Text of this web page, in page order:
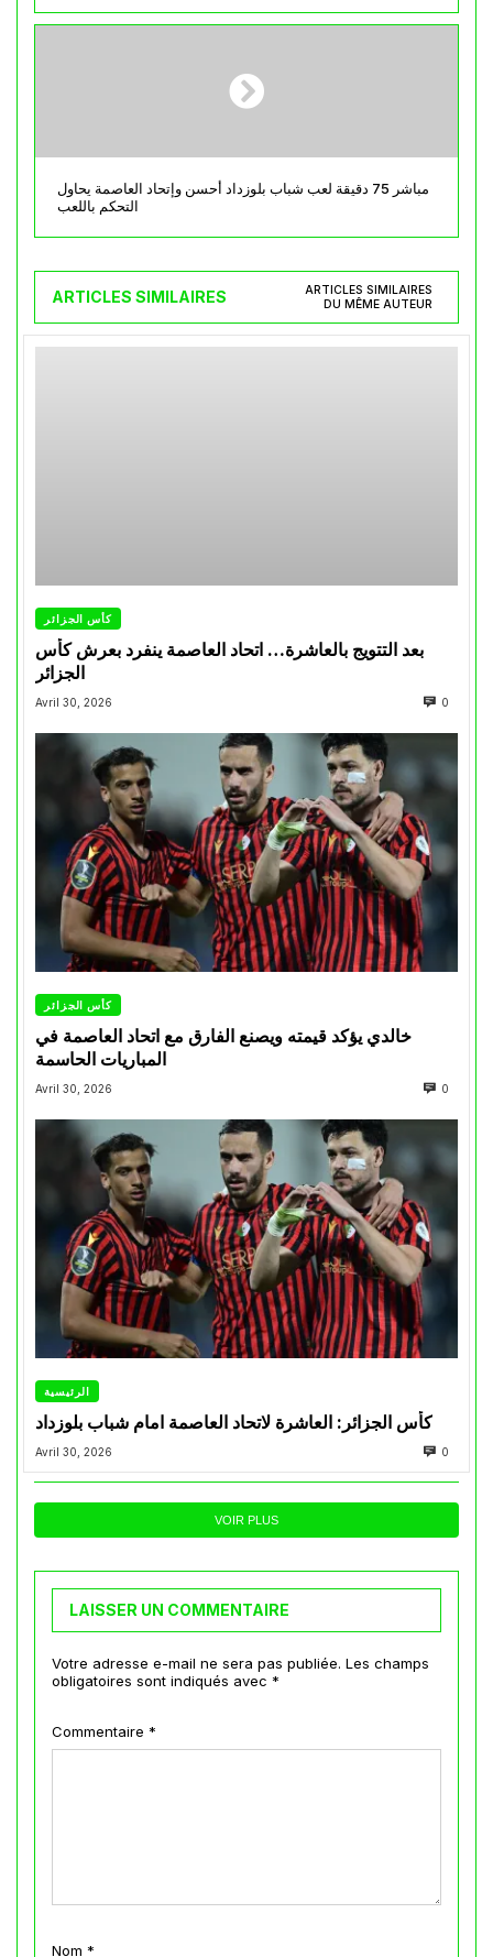
مباشر 75 دقيقة لعب شباب بلوزداد أحسن وإتحاد العاصمة يحاول
التحكم باللعب
ARTICLES SIMILAIRES
ARTICLES SIMILAIRES
DU MÊME AUTEUR
كأس الجزائر
بعد التتويج بالعاشرة… اتحاد العاصمة ينفرد بعرش كأس
الجزائر
Avril 30, 2026 0
كأس الجزائر
خالدي يؤكد قيمته ويصنع الفارق مع اتحاد العاصمة في
المباريات الحاسمة
Avril 30, 2026 0
الرئيسية
كأس الجزائر: العاشرة لاتحاد العاصمة امام شباب بلوزداد
Avril 30, 2026 0
VOIR PLUS
LAISSER UN COMMENTAIRE
Votre adresse e-mail ne sera pas publiée. Les champs
obligatoires sont indiqués avec *
Commentaire *
Nom *